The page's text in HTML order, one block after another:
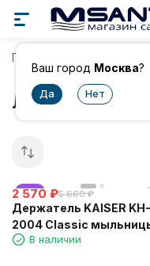
Ваш город Москва?
Главная Аксессуары
Латунные
хит
2 570 ₽5 660 ₽
Держатель KAISER KH-
2004 Classic
В наличии